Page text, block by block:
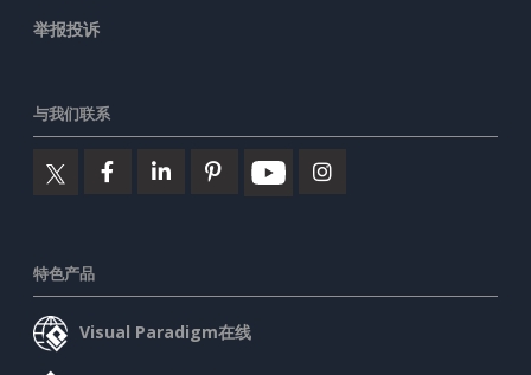
举报投诉
与我们联系
特色产品
Visual Paradigm在线